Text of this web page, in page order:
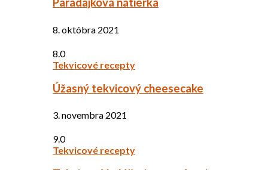
8. októbra 2021
8.0
Tekvicové recepty
Úžasný tekvicový cheesecake
3. novembra 2021
9.0
Tekvicové recepty